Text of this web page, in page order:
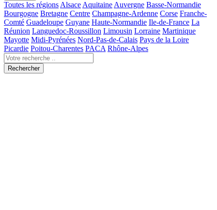
Toutes les régions Alsace Aquitaine Auvergne Basse-Normandie
Bourgogne Bretagne Centre Champagne-Ardenne Corse Franche-
Comté Guadeloupe Guyane Haute-Normandie Ile-de-France La
Réunion Languedoc-Roussillon Limousin Lorraine Martinique
Mayotte Midi-Pyrénées Nord-Pas-de-Calais Pays de la Loire
Picardie Poitou-Charentes PACA Rhône-Alpes
Rechercher